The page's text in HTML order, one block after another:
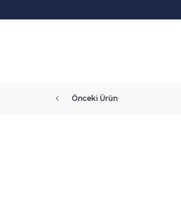
Önceki Ürün